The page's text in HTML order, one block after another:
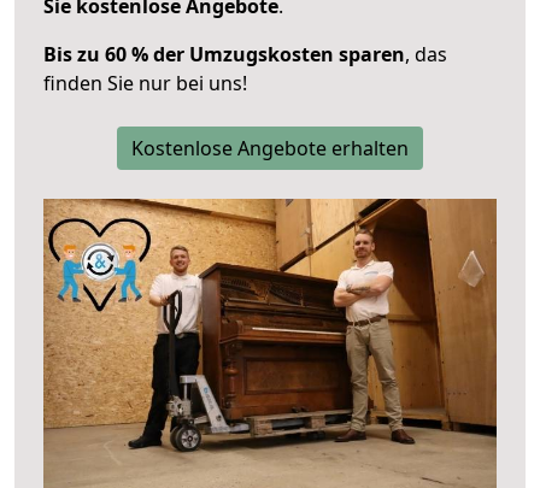
Sie kostenlose Angebote.
Bis zu 60 % der Umzugskosten sparen, das
finden Sie nur bei uns!
Kostenlose Angebote erhalten